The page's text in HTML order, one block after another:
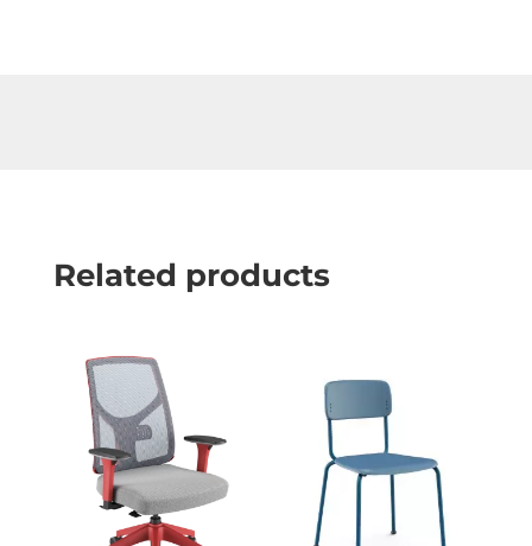
Related products